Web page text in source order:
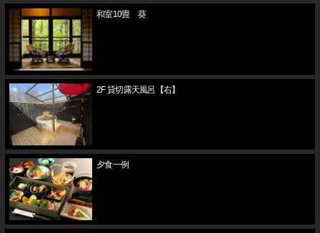
和室10畳 葵
2F 貸切露天風呂【右】
夕食一例